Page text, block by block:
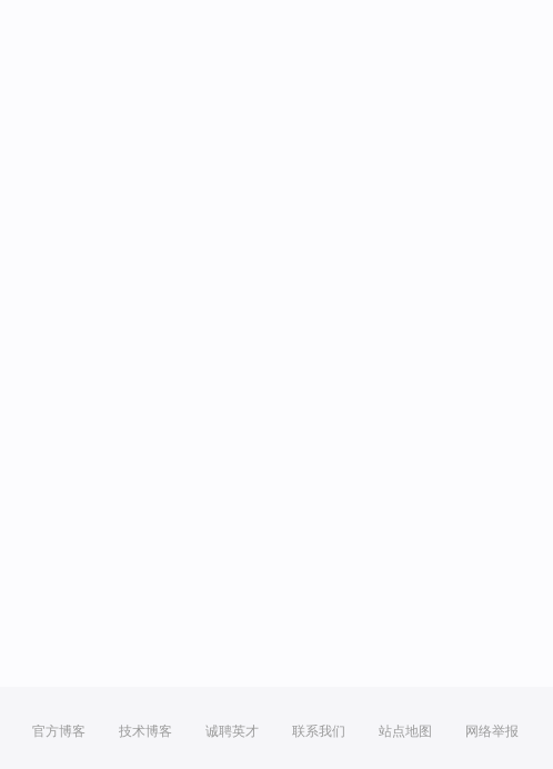
官方博客 技术博客 诚聘英才 联系我们 站点地图 网络举报